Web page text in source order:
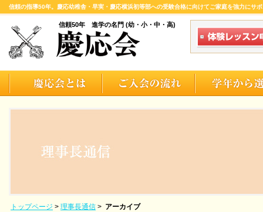
信頼の指導50年。慶応幼稚舎・早実・慶応横浜初等部への受験合格に向けてご家庭を強力にサ
信頼50年 進学の名門 (幼・小・中・高)
トップページ > 理事長通信 > アーカイブ